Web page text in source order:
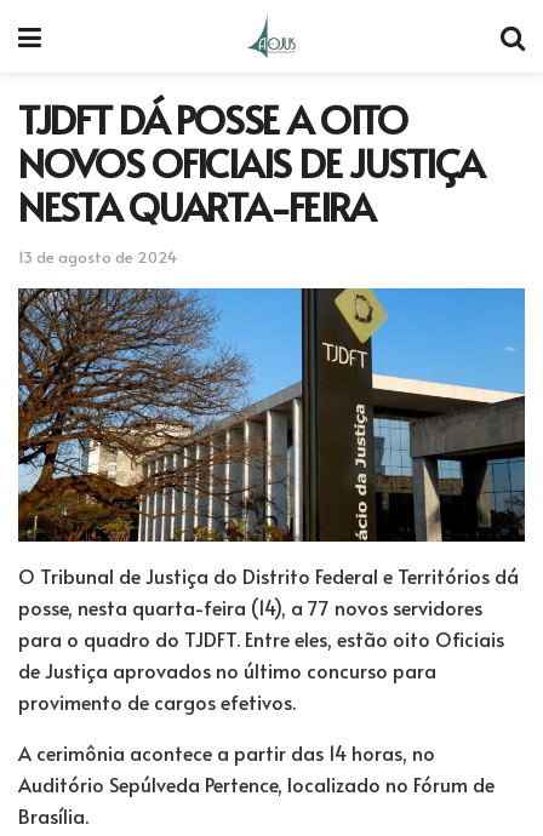
TJDFT DÁ POSSE A OITO
NOVOS OFICIAIS DE JUSTIÇA
NESTA QUARTA-FEIRA
13 de agosto de 2024
O Tribunal de Justiça do Distrito Federal e Territórios dá
posse, nesta quarta-feira (14), a 77 novos servidores
para o quadro do TJDFT. Entre eles, estão oito Oficiais
de Justiça aprovados no último concurso para
provimento de cargos efetivos.
A cerimônia acontece a partir das 14 horas, no
Auditório Sepúlveda Pertence, localizado no Fórum de
Brasília.